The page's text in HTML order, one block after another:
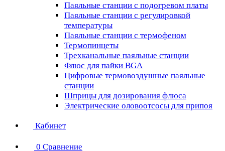
Паяльные станции с подогревом платы
Паяльные станции с регулировкой
температуры
Паяльные станции с термофеном
Термопинцеты
Трехканальные паяльные станции
Флюс для пайки BGA
Цифровые термовоздушные паяльные
станции
Шприцы для дозирования флюса
Электрические оловоотсосы для припоя
Кабинет
0 Сравнение